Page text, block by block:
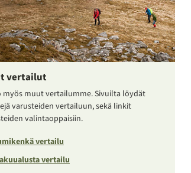
vertailut
myös muut vertailumme. Sivuilta löydät
varusteiden vertailuun, sekä linkit
valintaoppaisiin.
vertailu
vertailu